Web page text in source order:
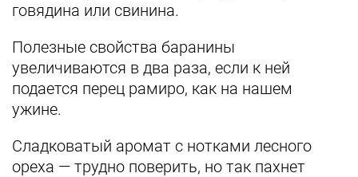
говядина или свинина.
Полезные свойства баранины
увеличиваются в два раза, если к ней
подается перец рамиро, как на нашем
ужине.
Сладковатый аромат с нотками лесного
ореха — трудно поверить, но так пахнет